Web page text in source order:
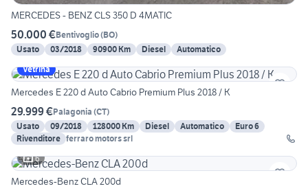
MERCEDES - BENZ CLS 350 D 4MATIC
50.000 €Bentivoglio(BO)
Usato
03/2018 90900 Km Diesel
Automatico
Vetrina
Mercedes E 220 d Auto Cabrio Premium Plus 2018 / K
29.999 €Palagonia (CT)
Usato
09/2018 128000 Km Diesel Automatico
Euro 6
Rivenditore ferraro motors srl
6
Mercedes-Benz CLA 200d